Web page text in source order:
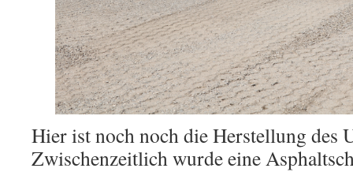
Hier ist noch noch die Herstellung des
Zwischenzeitlich wurde eine